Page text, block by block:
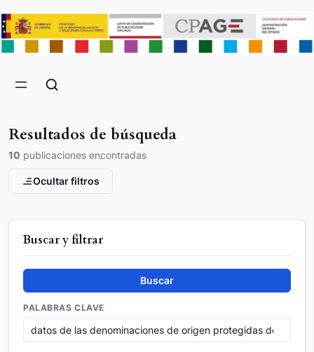
Resultados de búsqueda
10 publicaciones encontradas
Ocultar filtros
Buscar y filtrar
Buscar
PALABRAS CLAVE